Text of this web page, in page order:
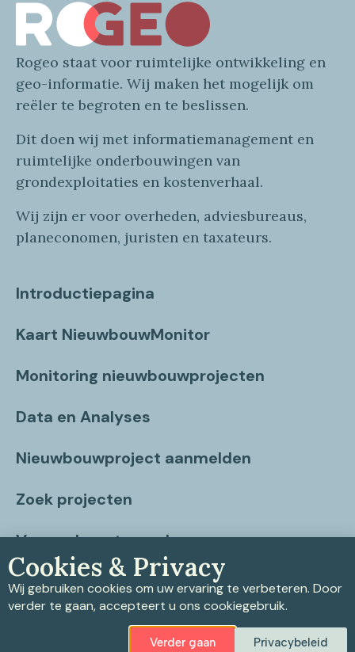
Rogeo staat voor ruimtelijke ontwikkeling en
geo-informatie. Wij maken het mogelijk om
reëler te begroten en te beslissen.
Dit doen wij met informatiemanagement en
ruimtelijke onderbouwingen van
grondexploitaties en kostenverhaal.
Wij zijn er voor overheden, adviesbureaus,
planeconomen, juristen en taxateurs.
Introductiepagina
Kaart NieuwbouwMonitor
Monitoring nieuwbouwprojecten
Data en Analyses
Nieuwbouwproject aanmelden
Zoek projecten
Vragen beantwoord
Contact
Cookies & Privacy
Wij gebruiken cookies om uw ervaring te verbeteren. Door
verder te gaan, accepteert u ons cookiegebruik.
Verder gaan Privacybeleid